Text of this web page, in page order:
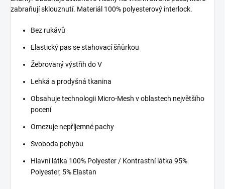
zabraňují sklouznutí. Materiál 100% polyesterový interlock.
Bez rukávů
Elastický pas se stahovací šňůrkou
Žebrovaný výstřih do V
Lehká a prodyšná tkanina
Obsahuje technologii Micro-Mesh v oblastech největšího
pocení
Omezuje nepříjemné pachy
Svoboda pohybu
Hlavní látka 100% Polyester / Kontrastní látka 95%
Polyester, 5% Elastan